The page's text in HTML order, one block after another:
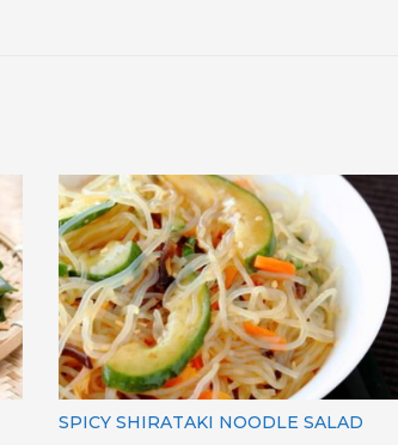
SPICY SHIRATAKI NOODLE SALAD